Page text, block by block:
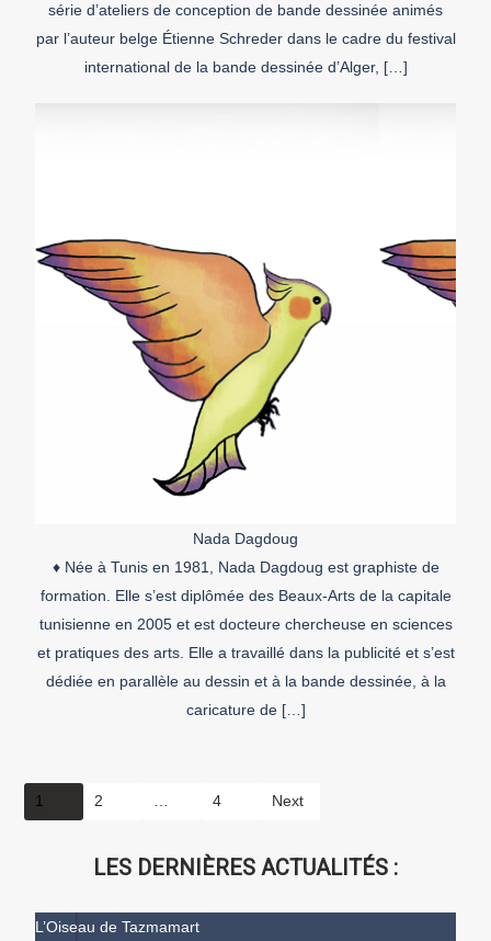
série d’ateliers de conception de bande dessinée animés
par l’auteur belge Étienne Schreder dans le cadre du festival
international de la bande dessinée d’Alger, […]
Nada Dagdoug
♦ Née à Tunis en 1981, Nada Dagdoug est graphiste de
formation. Elle s’est diplômée des Beaux-Arts de la capitale
tunisienne en 2005 et est docteure chercheuse en sciences
et pratiques des arts. Elle a travaillé dans la publicité et s’est
dédiée en parallèle au dessin et à la bande dessinée, à la
caricature de […]
1 2 4 Next
LES DERNIÈRES ACTUALITÉS :
L’Oiseau de Tazmamart